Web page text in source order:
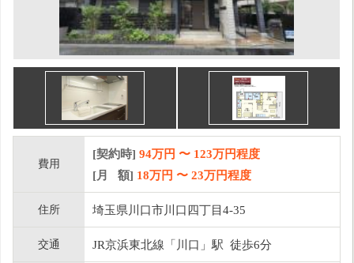
費用
[契約時] 94万円 〜 123万円程度
[月 額] 18万円 〜 23万円程度
住所 埼玉県川口市川口四丁目4-35
交通 JR京浜東北線「川口」駅 徒歩6分